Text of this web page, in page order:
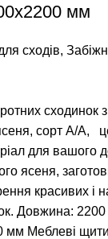
мм
сходів,
сходинок з
сорт А/А,
для вашого
ясеня,
красивих і
Довжина:
мм Меблеві